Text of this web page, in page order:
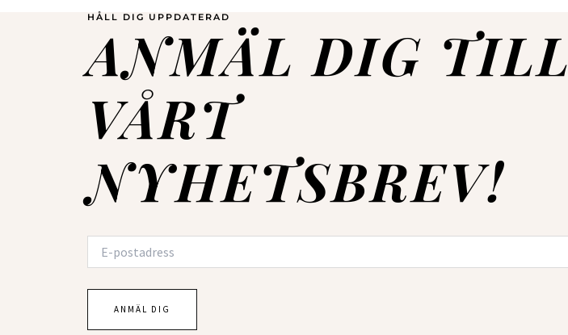
HÅLL DIG UPPDATERAD
ANMÄL DIG TILL
VÅRT
NYHETSBREV!